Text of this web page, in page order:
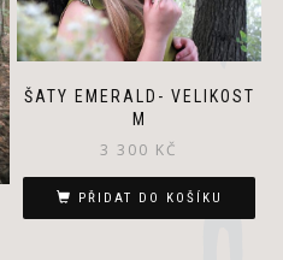
ŠATY EMERALD- VELIKOST
M
3 300 KČ
PŘIDAT DO KOŠÍKU